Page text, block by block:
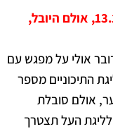
(13.15, אולם היובל,
אולי על מפגש עם
התיכוניים מספר
אולם סובלת
העל תצטרך